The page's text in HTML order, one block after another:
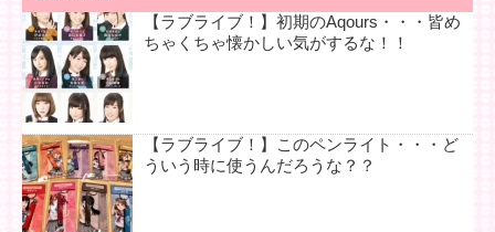
【ラブライブ！】初期のAqours・・・皆め
ちゃくちゃ懐かしい気がするな！！
【ラブライブ！】このペンライト・・・ど
ういう時に使うんだろうな？？